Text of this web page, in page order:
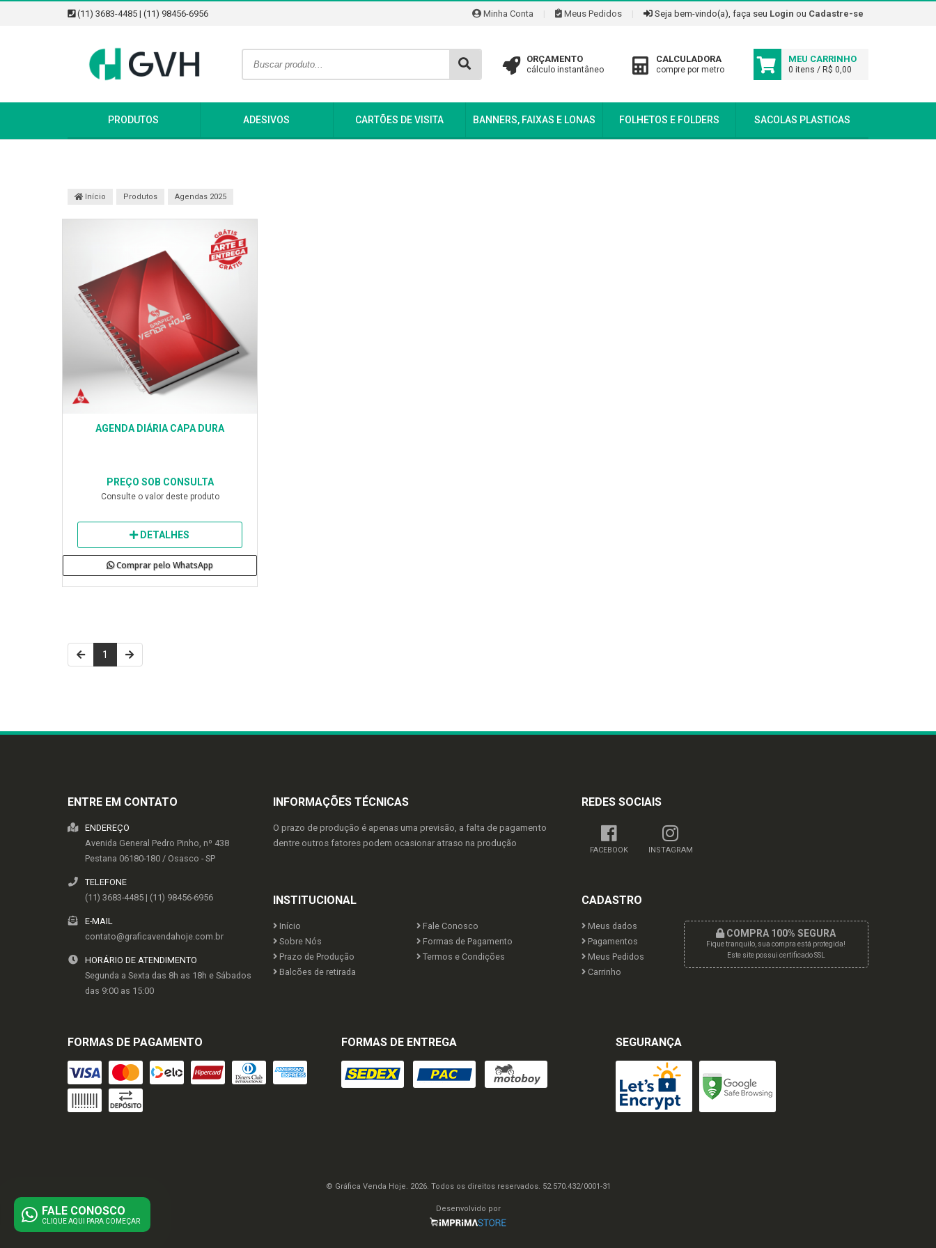
(11) 3683-4485 | (11) 98456-6956 Minha Conta Meus Pedidos Seja bem-vindo(a), faça seu Login ou Cadastre-se
ORÇAMENTO
cálculo instantâneo
CALCULADORA
compre por metro
MEU CARRINHO
0 itens / R$ 0,00
PRODUTOS ADESIVOS CARTÕES DE VISITA BANNERS, FAIXAS E LONAS FOLHETOS E FOLDERS SACOLAS PLASTICAS
Início Produtos Agendas 2025
AGENDA DIÁRIA CAPA DURA
PREÇO SOB CONSULTA
Consulte o valor deste produto
DETALHES
Comprar pelo WhatsApp
1
ENTRE EM CONTATO
ENDEREÇO
Avenida General Pedro Pinho, nº 438
Pestana 06180-180 / Osasco - SP
TELEFONE
(11) 3683-4485 | (11) 98456-6956
E-MAIL
contato@graficavendahoje.com.br
HORÁRIO DE ATENDIMENTO
Segunda a Sexta das 8h as 18h e Sábados
das 9:00 as 15:00
INFORMAÇÕES TÉCNICAS
O prazo de produção é apenas uma previsão, a falta de pagamento
dentre outros fatores podem ocasionar atraso na produção
REDES SOCIAIS
FACEBOOK INSTAGRAM
INSTITUCIONAL
Início
Fale Conosco
Sobre Nós
Formas de Pagamento
Prazo de Produção
Termos e Condições
Balcões de retirada
CADASTRO
Meus dados
Pagamentos
Meus Pedidos
Carrinho
COMPRA 100% SEGURA
Fique tranquilo, sua compra está protegida!
Este site possui certificado SSL
FORMAS DE PAGAMENTO FORMAS DE ENTREGA SEGURANÇA
© Gráfica Venda Hoje. 2026. Todos os direitos reservados. 52.570.432/0001-31
Desenvolvido por
FALE CONOSCO
CLIQUE AQUI PARA COMEÇAR